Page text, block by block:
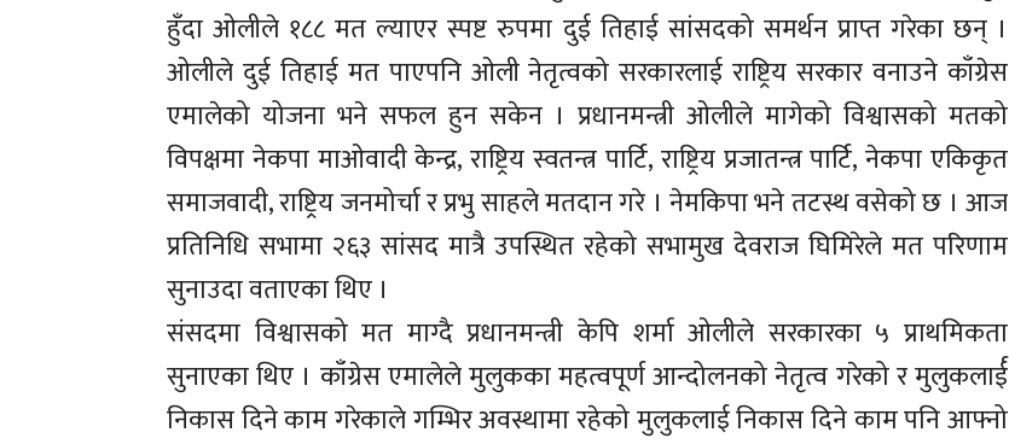
हुँदा ओलीले १८८ मत ल्याएर स्पष्ट रुपमा दुई तिहाई सांसदको समर्थन प्राप्त गरेका छन् ।
ओलीले दुई तिहाई मत पाएपनि ओली नेतृत्वको सरकारलाई राष्ट्रिय सरकार वनाउने काँग्रेस
एमालेको योजना भने सफल हुन सकेन । प्रधानमन्त्री ओलीले मागेको विश्वासको मतको
विपक्षमा नेकपा माओवादी केन्द्र, राष्ट्रिय स्वतन्त्र पार्टि, राष्ट्रिय प्रजातन्त्र पार्टि, नेकपा एकिकृत
समाजवादी, राष्ट्रिय जनमोर्चा र प्रभु साहले मतदान गरे । नेमकिपा भने तटस्थ वसेको छ । आज
प्रतिनिधि सभामा २६३ सांसद मात्रै उपस्थित रहेको सभामुख देवराज घिमिरेले मत परिणाम
सुनाउदा वताएका थिए ।
संसदमा विश्वासको मत माग्दै प्रधानमन्त्री केपि शर्मा ओलीले सरकारका ५ प्राथमिकता
सुनाएका थिए । काँग्रेस एमालेले मुलुकका महत्वपूर्ण आन्दोलनको नेतृत्व गरेको र मुलुकलार्ई
निकास दिने काम गरेकाले गम्भिर अवस्थामा रहेको मुलुकलाई निकास दिने काम पनि आफ्नो